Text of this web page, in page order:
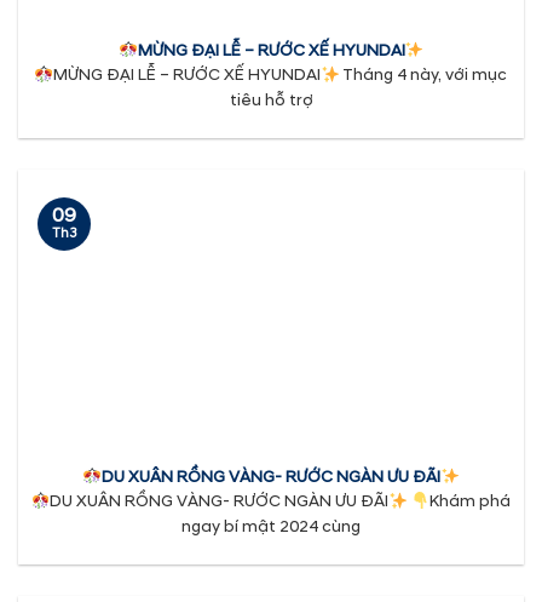
MỪNG ĐẠI LỄ – RƯỚC XẾ HYUNDAI
MỪNG ĐẠI LỄ – RƯỚC XẾ HYUNDAI
Tháng 4 này, với mục
tiêu hỗ trợ
DU XUÂN RỒNG VÀNG- RƯỚC NGÀN ƯU ĐÃI
DU XUÂN RỒNG VÀNG- RƯỚC NGÀN ƯU ĐÃI
Khám phá
ngay bí mật 2024 cùng
09
Th3